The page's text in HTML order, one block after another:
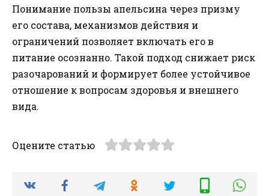
Понимание пользы апельсина через призму
его состава, механизмов действия и
ограничений позволяет включать его в
питание осознанно. Такой подход снижает риск
разочарований и формирует более устойчивое
отношение к вопросам здоровья и внешнего
вида.
Оцените статью